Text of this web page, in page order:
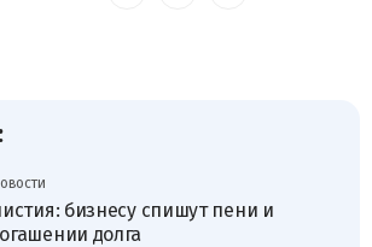
бизнесу спишут пени и
долга